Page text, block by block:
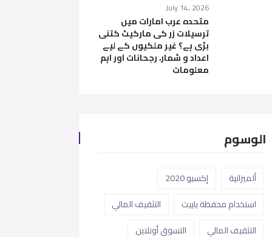
July 14, 2026
متحدہ عرب امارات میں
ترسیلات زر کی مارکیٹ کتنی
بڑی ہے؟ غیر ملکیوں کے لیے
اعداد و شمار، رجحانات اور اہم
معلومات
الوسوم
ألميزانية
إكسبو 2020
استخدام محفظة باييت
التثقيف المالي
التثقيف المالي
التسوق أونلاين